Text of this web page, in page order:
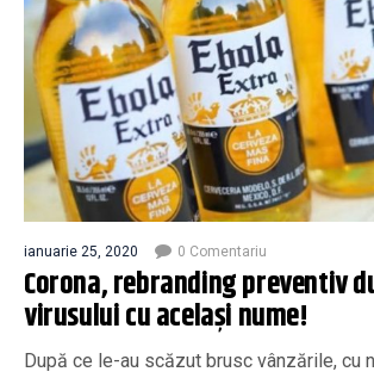
ianuarie 25, 2020 0 Comentariu
Corona, rebranding preventiv
virusului cu același nume!
După ce le-au scăzut brusc vânzările, cu